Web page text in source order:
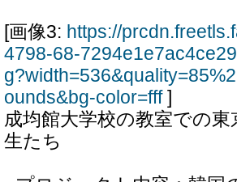
[画像3: https://
4798-68-
ounds&bg-color=fff]
成均館大学校の教室での
生たち